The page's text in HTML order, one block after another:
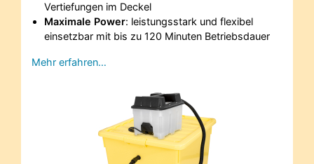
Vertiefungen im Deckel
Maximale Power: leistungsstark und flexibel
einsetzbar mit bis zu 120 Minuten Betriebsdauer
Mehr erfahren…